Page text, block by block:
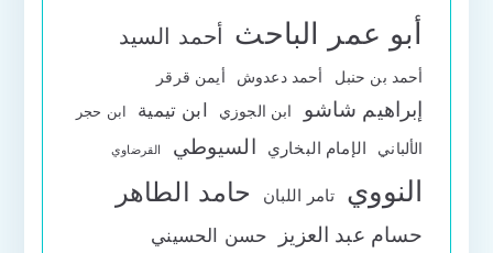
أبو عمر الباحث أحمد السيد
أحمد بن حنبل أحمد دعدوش أيمن قرقر
إبراهيم شاشو ابن الجوزي ابن تيمية ابن حجر
الألباني الإمام البخاري السيوطي القرضاوي
النووي تامر اللبان حامد الطاهر
حسام عبد العزيز حسن الحسيني